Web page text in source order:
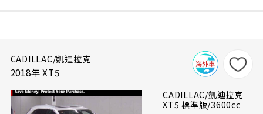
CADILLAC/凱迪拉克
2018年 XT5
CADILLAC/凱迪拉克
XT5 標準版/3600cc